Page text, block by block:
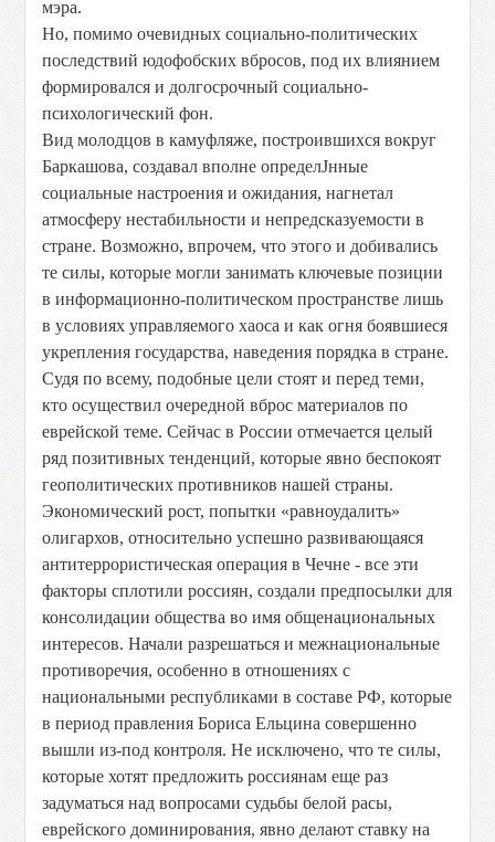
мэра.
Но, помимо очевидных социально-политических
последствий юдофобских вбросов, под их влиянием
формировался и долгосрочный социально-
психологический фон.
Вид молодцов в камуфляже, построившихся вокруг
Баркашова, создавал вполне определЈнные
социальные настроения и ожидания, нагнетал
атмосферу нестабильности и непредсказуемости в
стране. Возможно, впрочем, что этого и добивались
те силы, которые могли занимать ключевые позиции
в информационно-политическом пространстве лишь
в условиях управляемого хаоса и как огня боявшиеся
укрепления государства, наведения порядка в стране.
Судя по всему, подобные цели стоят и перед теми,
кто осуществил очередной вброс материалов по
еврейской теме. Сейчас в России отмечается целый
ряд позитивных тенденций, которые явно беспокоят
геополитических противников нашей страны.
Экономический рост, попытки «равноудалить»
олигархов, относительно успешно развивающаяся
антитеррористическая операция в Чечне - все эти
факторы сплотили россиян, создали предпосылки для
консолидации общества во имя общенациональных
интересов. Начали разрешаться и межнациональные
противоречия, особенно в отношениях с
национальными республиками в составе РФ, которые
в период правления Бориса Ельцина совершенно
вышли из-под контроля. Не исключено, что те силы,
которые хотят предложить россиянам еще раз
задуматься над вопросами судьбы белой расы,
еврейского доминирования, явно делают ставку на